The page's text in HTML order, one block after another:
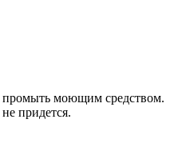
промыть моющим средством.
придется.